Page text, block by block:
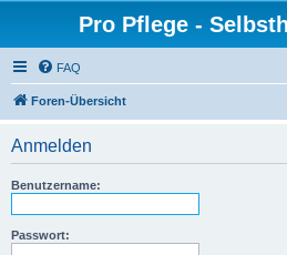
Pro Pflege -
FAQ
Foren-Übersicht
Anmelden
Benutzername:
Passwort: